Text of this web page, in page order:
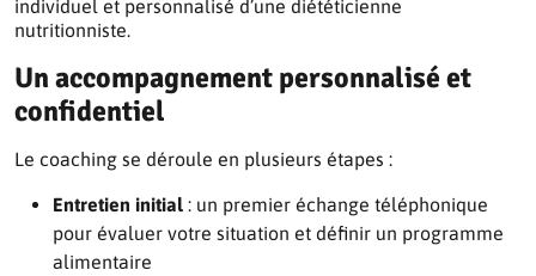
individuel et personnalisé d’une diététicienne
nutritionniste.
Un accompagnement personnalisé et
confidentiel
Le coaching se déroule en plusieurs étapes :
Entretien initial : un premier échange téléphonique
pour évaluer votre situation et définir un programme
alimentaire